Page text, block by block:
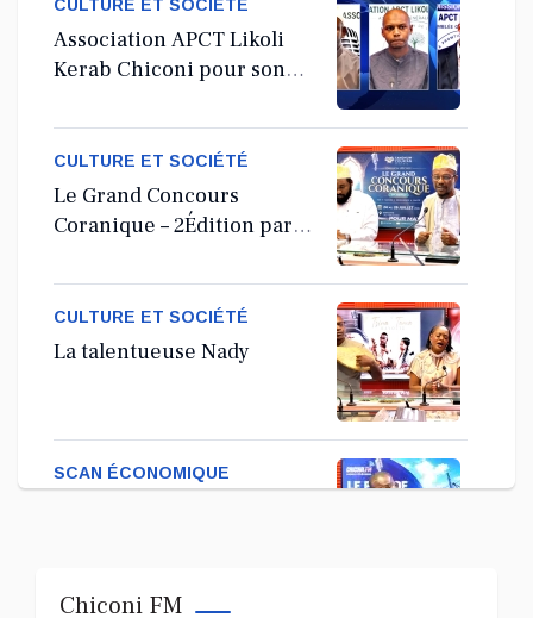
CULTURE ET SOCIÉTÉ
Association APCT Likoli
Kerab Chiconi pour son
Ordinaire
CULTURE ET SOCIÉTÉ
Le Grand Concours
Coranique – 2Édition par
Cour'an
CULTURE ET SOCIÉTÉ
La talentueuse Nady
SCAN ÉCONOMIQUE
Chiconi FM